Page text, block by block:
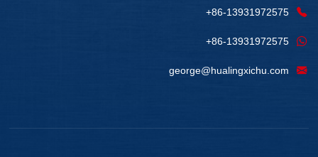
+86-13931972575
+86-13931972575
george@hualingxichu.com